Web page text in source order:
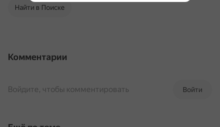
Найти в Поиске
Комментарии
Войти
Войдите, чтобы комментировать